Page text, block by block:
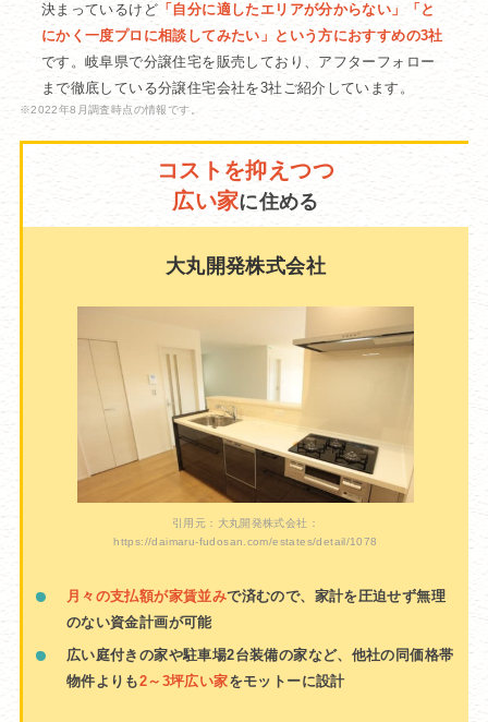
決まっているけど 「自分に適したエリアが分からない」「と
にかく一度プロに相談してみたい」という方におすすめの3社
です。岐阜県で分譲住宅を販売しており、アフターフォロー
まで徹底している分譲住宅会社を3社ご紹介しています。
※2022年8月調査時点の情報です。
コストを抑えつつ
広い家に住める
大丸開発株式会社
引用元：大丸開発株式会社：
https://daimaru-fudosan.com/estates/detail/1078
月々の支払額が家賃並みで済むので、家計を圧迫せず無理
のない資金計画が可能
広い庭付きの家や駐車場2台装備の家など、他社の同価格帯
物件よりも2～3坪広い家をモットーに設計